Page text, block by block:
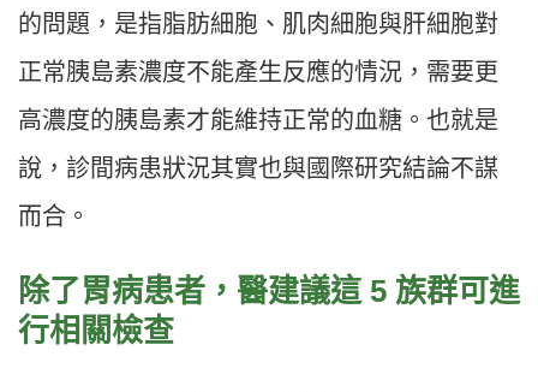
的問題，是指脂肪細胞、肌肉細胞與肝細胞對
正常胰島素濃度不能產生反應的情況，需要更
高濃度的胰島素才能維持正常的血糖。也就是
說，診間病患狀況其實也與國際研究結論不謀
而合。
除了胃病患者，醫建議這 5 族群可進
行相關檢查